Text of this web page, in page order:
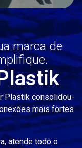
marca de
Plastik consolidou-
mais fortes
atende todo o